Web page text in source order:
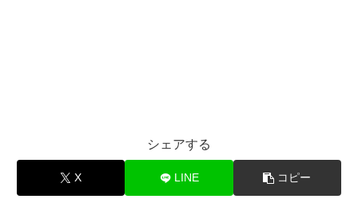
シェアする
X LINE コピー